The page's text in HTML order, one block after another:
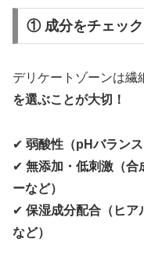
① 成分をチェッ
デリケートゾーンは繊
を選ぶことが大切！
✔ 弱酸性（pHバランス
✔ 無添加・低刺激（合
ーなど）
✔ 保湿成分配合（ヒア
など）